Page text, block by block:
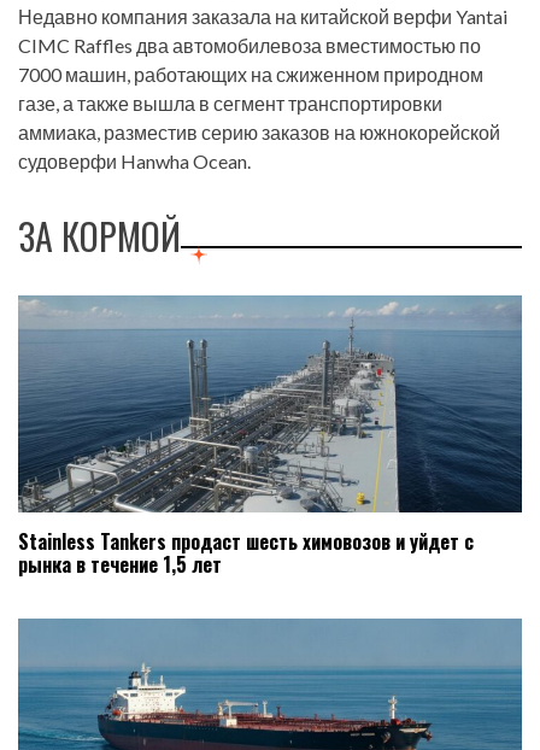
Недавно компания заказала на китайской верфи Yantai
CIMC Raffles два автомобилевоза вместимостью по
7000 машин, работающих на сжиженном природном
газе, а также вышла в сегмент транспортировки
аммиака, разместив серию заказов на южнокорейской
судоверфи Hanwha Ocean.
ЗА КОРМОЙ
Stainless Tankers продаст шесть химовозов и уйдет с
рынка в течение 1,5 лет